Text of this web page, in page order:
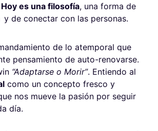
es una filosofía, una forma de
de conectar con las personas.
de lo atemporal que
pensamiento de auto-renovarse.
“Adaptarse o Morir”. Entiendo al
como un concepto fresco y
nos mueve la pasión por seguir
día.